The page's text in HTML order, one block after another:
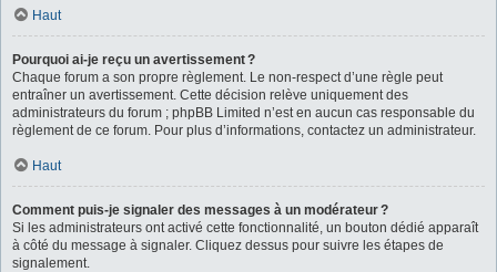
Haut
Pourquoi ai-je reçu un avertissement ?
Chaque forum a son propre règlement. Le non-respect d’une règle peut
entraîner un avertissement. Cette décision relève uniquement des
administrateurs du forum ; phpBB Limited n’est en aucun cas responsable du
règlement de ce forum. Pour plus d’informations, contactez un administrateur.
Haut
Comment puis-je signaler des messages à un modérateur ?
Si les administrateurs ont activé cette fonctionnalité, un bouton dédié apparaît
à côté du message à signaler. Cliquez dessus pour suivre les étapes de
signalement.